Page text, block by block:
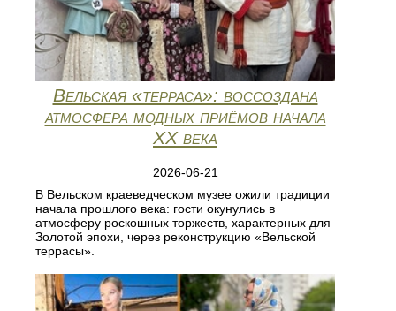
Вельская «терраса»: воссоздана
атмосфера модных приёмов начала
ХХ века
2026-06-21
В Вельском краеведческом музее ожили традиции
начала прошлого века: гости окунулись в
атмосферу роскошных торжеств, характерных для
Золотой эпохи, через реконструкцию «Вельской
террасы».